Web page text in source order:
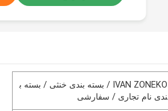
IVAN ZONEKO / بسته بندی خنثی / بسته ب
ندی نام تجاری / سفارشی